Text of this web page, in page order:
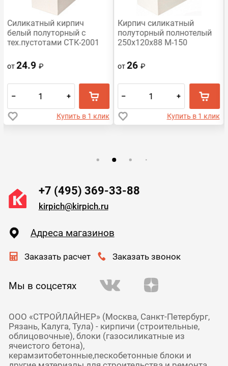
Силикатный кирпич
белый полуторный с
тех.пустотами СТК-2001
от24.9₽
– +
Купить в 1 клик
Кирпич силикатный
полуторный полнотелый
250х120х88 М-150
от26₽
– +
Купить в 1 клик
+7 (495) 369-33-88
kirpich@kirpich.ru
Адреса магазинов
Заказать расчет Заказать звонок
Мы в соцсетях
ООО «СТРОЙЛАЙНЕР» (Москва, Санкт-Петербург,
Рязань, Калуга, Тула) - кирпичи (строительные,
облицовочные), блоки (газосиликатные из
ячеистого бетона),
керамзитобетонные,пескобетонные блоки и